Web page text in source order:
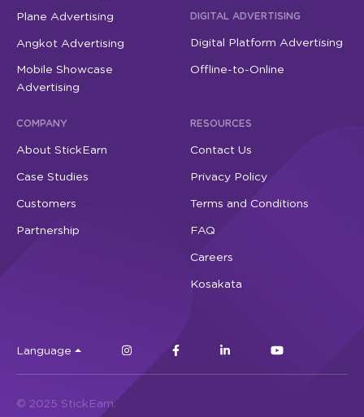
Plane Advertising
Angkot Advertising
Mobile Showcase
Advertising
DIGITAL ADVERTISING
Digital Platform Advertising
Offline-to-Online
COMPANY
About StickEarn
Case Studies
Customers
Partnership
RESOURCES
Contact Us
Privacy Policy
Terms and Conditions
FAQ
Careers
Kosakata
© 2025 StickEarn.
Language